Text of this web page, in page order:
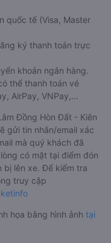
quốc tế (Visa, Master
ký thanh toán trực
khoản ngân hàng.
thể thanh toán vé
AirPay, VNPay,…
Đồng Hòn Đất - Kiên
gửi tin nhắn/email xác
mà quý khách đã
có mặt tại điểm đón
bị lên xe. Để kiểm tra
truy cập
họa bằng hình ảnh tại